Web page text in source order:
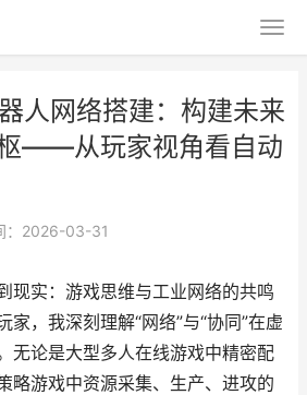
人网络搭建：构建未来
——从玩家视角看自动
：2026-03-31
现实：游戏思维与工业网络的共鸣
，我深刻理解“网络”与“协同”在虚
无论是大型多人在线游戏中精密配
略游戏中资源采集、生产、进攻的